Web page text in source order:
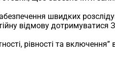
швидких
відмову
рівності та